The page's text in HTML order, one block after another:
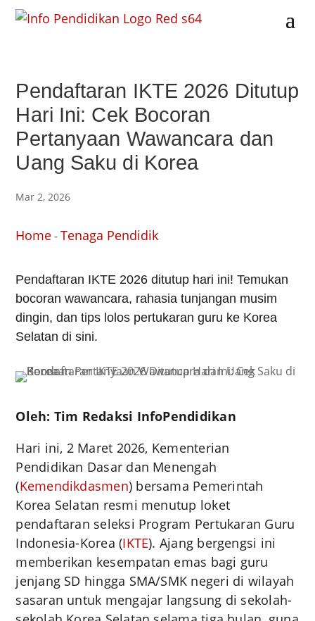
Pendaftaran IKTE 2026 Ditutup
Hari Ini: Cek Bocoran
Pertanyaan Wawancara dan
Uang Saku di Korea
Mar 2, 2026
Home-Tenaga Pendidik
Pendaftaran IKTE 2026 ditutup hari ini! Temukan
bocoran wawancara, rahasia tunjangan musim
dingin, dan tips lolos pertukaran guru ke Korea
Selatan di sini.
Oleh: Tim Redaksi InfoPendidikan
Hari ini, 2 Maret 2026, Kementerian
Pendidikan Dasar dan Menengah
(Kemendikdasmen) bersama Pemerintah
Korea Selatan resmi menutup loket
pendaftaran seleksi Program Pertukaran Guru
Indonesia-Korea (IKTE). Ajang bergengsi ini
memberikan kesempatan emas bagi guru
jenjang SD hingga SMA/SMK negeri di wilayah
sasaran untuk mengajar langsung di sekolah-